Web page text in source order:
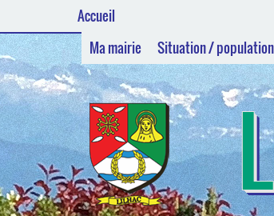
Accueil
Ma mairie
Situation / population